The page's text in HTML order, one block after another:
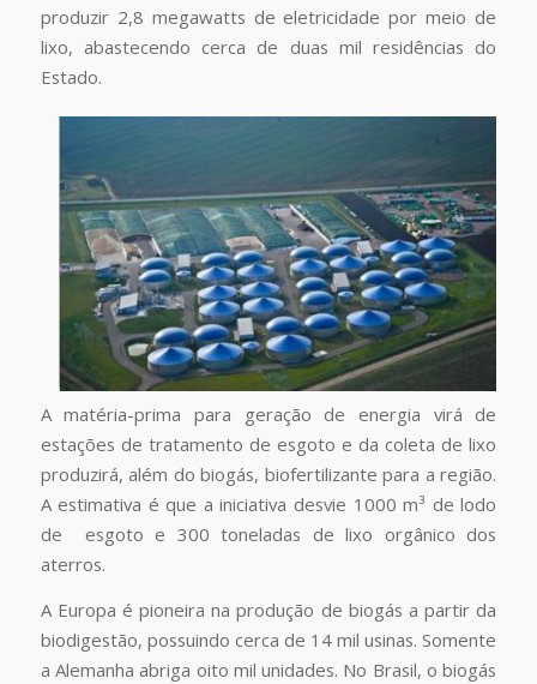
produzir 2,8 megawatts de eletricidade por meio de
lixo, abastecendo cerca de duas mil residências do
Estado.
A matéria-prima para geração de energia virá de
estações de tratamento de esgoto e da coleta de lixo
produzirá, além do biogás, biofertilizante para a região.
A estimativa é que a iniciativa desvie 1000 m³ de lodo
de esgoto e 300 toneladas de lixo orgânico dos
aterros.
A Europa é pioneira na produção de biogás a partir da
biodigestão, possuindo cerca de 14 mil usinas. Somente
a Alemanha abriga oito mil unidades. No Brasil, o biogás